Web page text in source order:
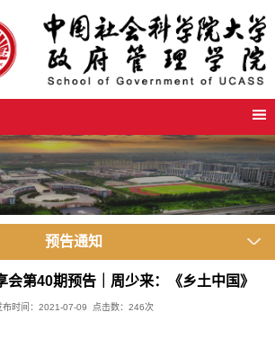
预告通知
会第40期预告｜周少来：《乡土中国》
布时间：2021-07-09 点击数： 246次